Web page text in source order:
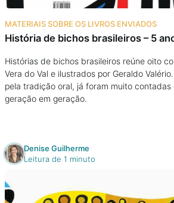
MATERIAIS SOBRE OS LIVROS ENVIADOS
História de bichos brasileiros – 5
Histórias de bichos brasileiros reúne oito
Vera do Val e ilustrados por Geraldo
pela tradição oral, já foram muito
geração em geração.
Denise Guilherme
Leitura de 1 minuto